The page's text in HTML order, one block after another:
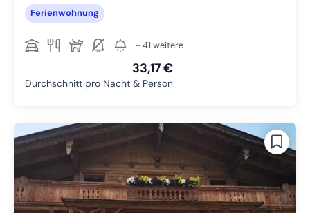
Ferienwohnung
+ 41 weitere
33,17 €
Durchschnitt pro Nacht & Person